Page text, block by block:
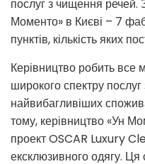
послуг з чищення речей.
Моменто» в Києві – 7
пунктів, кількість яких
Керівництво робить
широкого спектру
найвибагливіших
тому, керівництво «Ун
проект OSCAR Luxury
ексклюзивного одягу. Ця